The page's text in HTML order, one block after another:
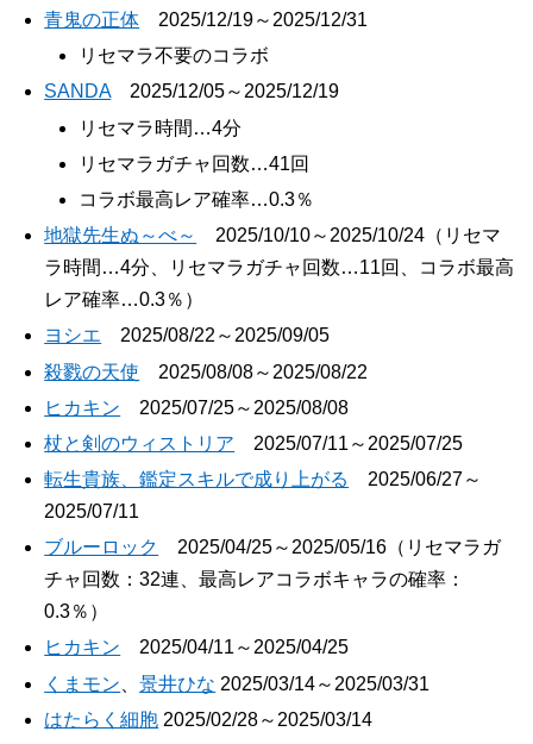
青鬼の正体 2025/12/19～2025/12/31
リセマラ不要のコラボ
SANDA2025/12/05～2025/12/19
リセマラ時間…4分
リセマラガチャ回数…41回
コラボ最高レア確率…0.3％
地獄先生ぬ～べ～
2025/10/10～2025/10/24（リセマ
ラ時間…4分、リセマラガチャ回数…11回、コラボ最高
レア確率…0.3％）
ヨシエ 2025/08/22～2025/09/05
殺戮の天使 2025/08/08～2025/08/22
ヒカキン 2025/07/25～2025/08/08
杖と剣のウィストリア 2025/07/11～2025/07/25
転生貴族、鑑定スキルで成り上がる
2025/06/27～
2025/07/11
ブルーロック
2025/04/25～2025/05/16（リセマラガ
チャ回数：32連、最高レアコラボキャラの確率：
0.3％）
ヒカキン 2025/04/11～2025/04/25
くまモン 、景井ひな 2025/03/14～2025/03/31
はたらく細胞 2025/02/28～2025/03/14